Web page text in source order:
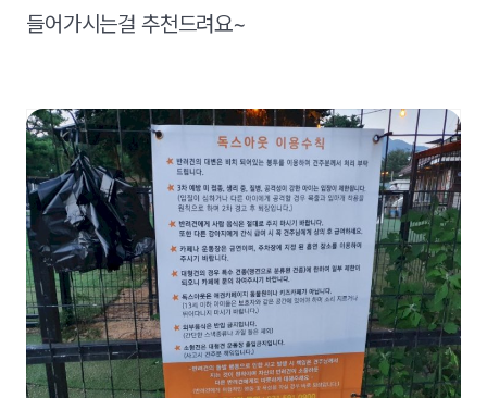
들어가시는걸 추천드려요~